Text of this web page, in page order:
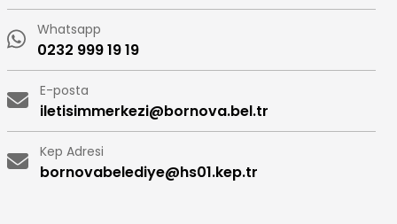
Whatsapp
0232 999 19 19
E-posta
iletisimmerkezi@bornova.bel.tr
Kep Adresi
bornovabelediye@hs01.kep.tr